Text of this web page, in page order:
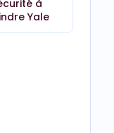
à
Yale